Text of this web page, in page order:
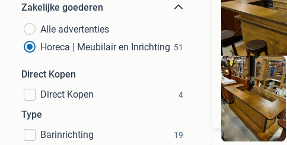
Zakelijke goederen
Alle advertenties
Horeca | Meubilair en Inrichting 51
Direct Kopen
Direct Kopen
4
Type
Barinrichting
19